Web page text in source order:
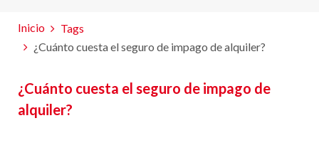
Inicio
Tags
¿Cuánto cuesta el seguro de impago de alquiler?
¿Cuánto cuesta el seguro de impago de
alquiler?